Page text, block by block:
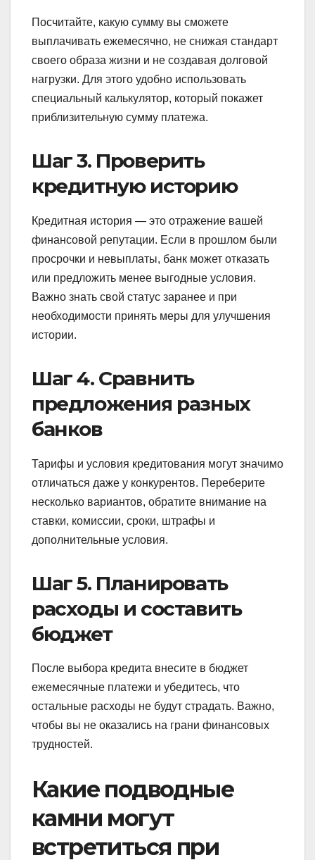
Посчитайте, какую сумму вы сможете
выплачивать ежемесячно, не снижая стандарт
своего образа жизни и не создавая долговой
нагрузки. Для этого удобно использовать
специальный калькулятор, который покажет
приблизительную сумму платежа.
Шаг 3. Проверить
кредитную историю
Кредитная история — это отражение вашей
финансовой репутации. Если в прошлом были
просрочки и невыплаты, банк может отказать
или предложить менее выгодные условия.
Важно знать свой статус заранее и при
необходимости принять меры для улучшения
истории.
Шаг 4. Сравнить
предложения разных
банков
Тарифы и условия кредитования могут значимо
отличаться даже у конкурентов. Переберите
несколько вариантов, обратите внимание на
ставки, комиссии, сроки, штрафы и
дополнительные условия.
Шаг 5. Планировать
расходы и составить
бюджет
После выбора кредита внесите в бюджет
ежемесячные платежи и убедитесь, что
остальные расходы не будут страдать. Важно,
чтобы вы не оказались на грани финансовых
трудностей.
Какие подводные
камни могут
встретиться при